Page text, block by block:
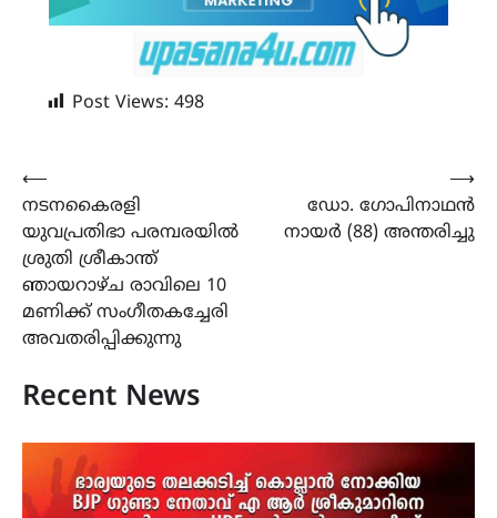
Post Views: 498
Post
navigation
⟵
നടനകൈരളി
യുവപ്രതിഭാ പരമ്പരയിൽ
ശ്രുതി ശ്രീകാന്ത്
ഞായറാഴ്ച രാവിലെ 10
മണിക്ക് സംഗീതകച്ചേരി
അവതരിപ്പിക്കുന്നു
ഡോ. ഗോപിനാഥന്‍
നായര്‍ (88) അന്തരിച്ചു
⟶
Recent News